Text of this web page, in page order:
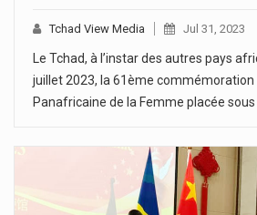
Tchad View Media Jul 31, 2023
Le Tchad, à l’instar des autres pays
juillet 2023, la 61ème commémoration
Panafricaine de la Femme placée sous